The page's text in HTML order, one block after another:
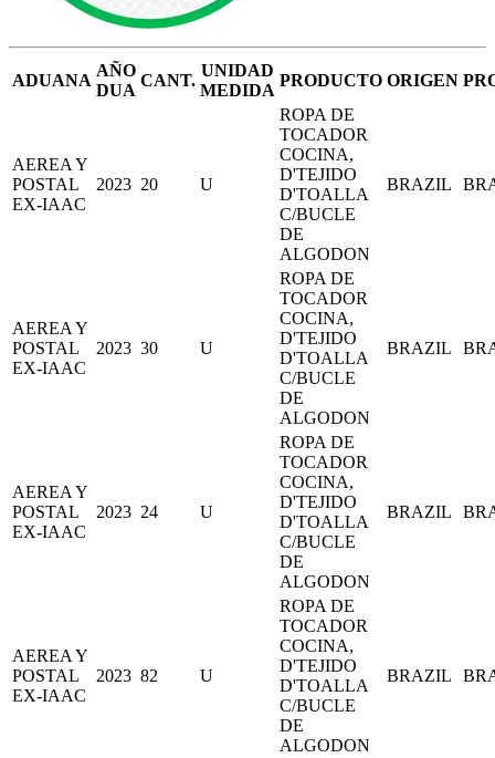
ADUANA
AÑO
DUA
CANT.
UNIDAD
MEDIDA
PRODUCTO ORIGEN
AEREA Y
POSTAL
EX-IAAC
2023 20 U
ROPA DE
TOCADOR
COCINA,
D'TEJIDO
D'TOALLA
C/BUCLE
DE
ALGODON
BRAZIL
AEREA Y
POSTAL
EX-IAAC
2023 30 U
ROPA DE
TOCADOR
COCINA,
D'TEJIDO
D'TOALLA
C/BUCLE
DE
ALGODON
BRAZIL
AEREA Y
POSTAL
EX-IAAC
2023 24 U
ROPA DE
TOCADOR
COCINA,
D'TEJIDO
D'TOALLA
C/BUCLE
DE
ALGODON
BRAZIL
AEREA Y
POSTAL
EX-IAAC
2023 82 U
ROPA DE
TOCADOR
COCINA,
D'TEJIDO
D'TOALLA
C/BUCLE
DE
ALGODON
BRAZIL